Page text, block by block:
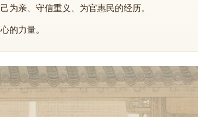
为亲、守信重义、为官惠民的经历。
的力量。